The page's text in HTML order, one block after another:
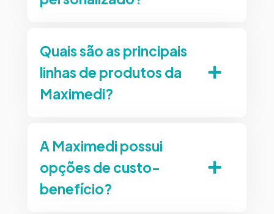
Quais são as principais
linhas de produtos da
Maximedi?
A Maximedi possui
opções de custo-
benefício?